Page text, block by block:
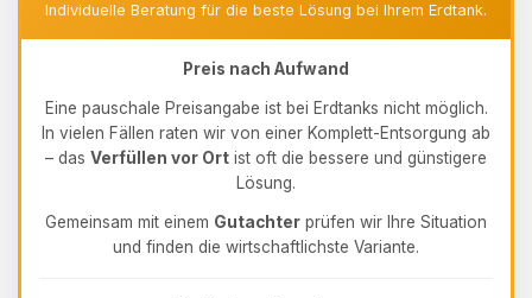
Individuelle Beratung für die beste Lösung bei Ihrem Erdtank.
Preis nach Aufwand
Eine pauschale Preisangabe ist bei Erdtanks nicht möglich.
In vielen Fällen raten wir von einer Komplett-Entsorgung ab
– das Verfüllen vor Ort ist oft die bessere und günstigere
Lösung.
Gemeinsam mit einem Gutachter prüfen wir Ihre Situation
und finden die wirtschaftlichste Variante.